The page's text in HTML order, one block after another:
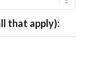
that apply):